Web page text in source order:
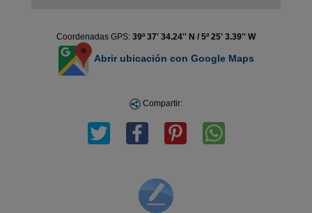
Coordenadas GPS: 39º 37' 34.24'' N / 5º 25' 3.39'' W
Abrir ubicación con Google Maps
Compartir: